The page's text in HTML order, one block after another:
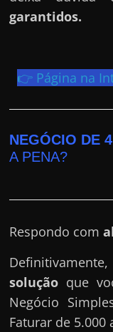
a
e
i
o
a
i
n
t
e
garantidos.
👉 Página na
NEGÓCIO DE
A PENA?
Respondo com
Definitivamente,
solução que
Negócio
Faturar de 5.000